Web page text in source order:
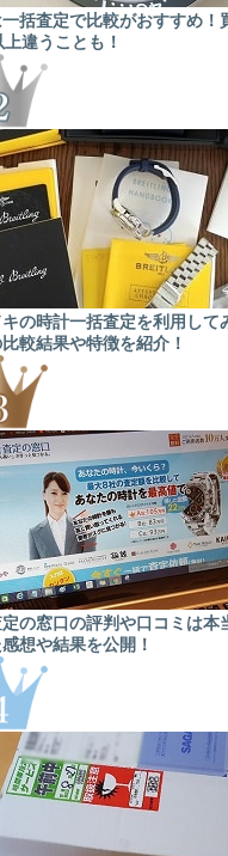
括査定で比較がおすすめ！
違うことも！
の時計一括査定を利用して
較結果や特徴を紹介！
の窓口の評判や口コミは本
想や結果を公開！